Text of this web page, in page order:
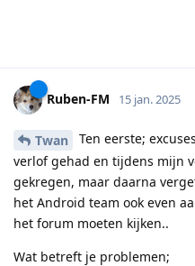
Ruben-FM 15 jan. 2025
Twan
Ten eerste;
verlof gehad en tijdens mijn
gekregen, maar daarna
het Android team ook even
het forum moeten kijken..
Wat betreft je problemen;